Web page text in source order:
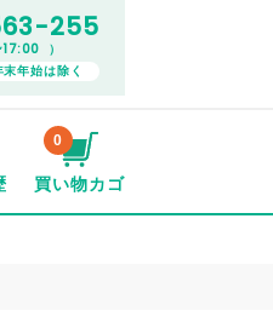
255
）
年始は除く
0
買い物カゴ